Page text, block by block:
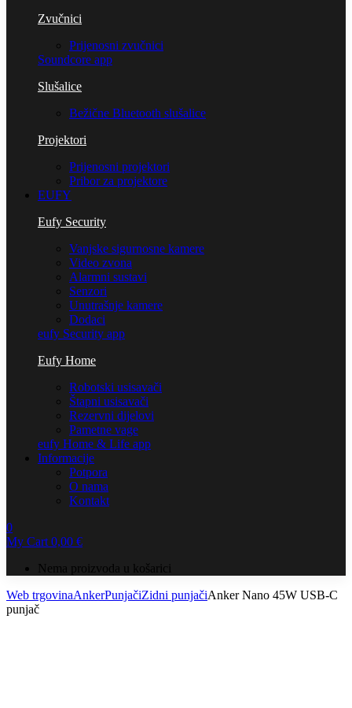
Zvučnici
Prijenosni zvučnici
Soundcore app
Slušalice
Bežične Bluetooth slušalice
Projektori
Prijenosni projektori
Pribor za projektore
EUFY
Eufy Security
Vanjske sigurnosne kamere
Video zvona
Alarmni sustavi
Senzori
Unutrašnje kamere
Dodaci
eufy Security app
Eufy Home
Robotski usisavači
Štapni usisavači
Rezervni dijelovi
Pametne vage
eufy Home & Life app
Informacije
Potpora
O nama
Kontakt
0
My Cart0,00 €
Nema proizvoda u košarici
Web trgovinaAnkerPunjačiZidni punjačiAnker Nano 45W USB-C
punjač